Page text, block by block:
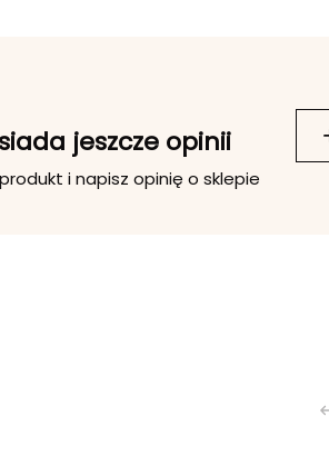
jeszcze opinii
i napisz opinię o sklepie